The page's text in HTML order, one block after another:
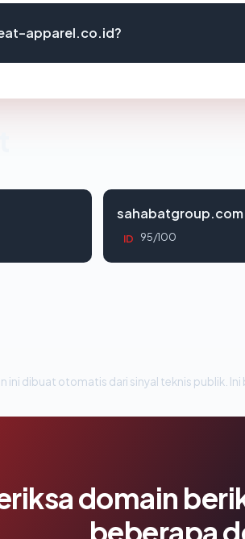
apparel.co.id?
sahabatgroup.com
ID 95/100
ini dibuat otomatis dari sinyal teknis publik. Ini
domain
beberapa